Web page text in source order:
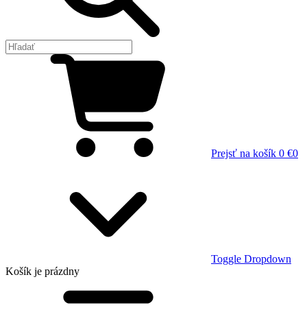
Prejsť na košík 0 €0
Toggle Dropdown
Košík je prázdny